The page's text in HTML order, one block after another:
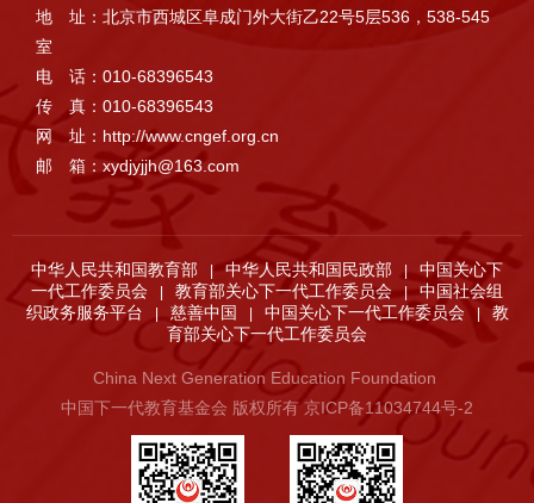
地 址：北京市西城区阜成门外大街乙22号5层536，538-545
室
电 话：010-68396543
传 真：010-68396543
网 址：http://www.cngef.org.cn
邮 箱：xydjyjjh@163.com
中华人民共和国教育部 中华人民共和国民政部
中国关心下
一代工作委员会
教育部关心下一代工作委员会
中国社会组
织政务服务平台
慈善中国 中国关心下一代工作委员会
教
育部关心下一代工作委员会
China Next Generation Education Foundation
中国下一代教育基金会 版权所有 京ICP备11034744号-2